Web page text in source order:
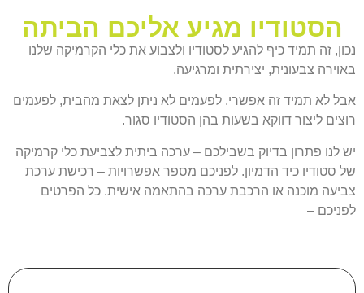
הסטודיו מגיע אליכם הביתה
נכון, זה תמיד כיף להגיע לסטודיו ולצבוע את כלי הקרמיקה שלנו
באוירה צבעונית, יצירתית ומרגיעה.
אבל לא תמיד זה אפשרי. לפעמים לא ניתן לצאת מהבית, לפעמים
רוצים ליצור דווקא בשעות בהן הסטודיו סגור.
יש לנו פתרון בדיוק בשבילכם – ערכה ביתית לצביעת כלי קרמיקה
של סטודיו כיד הדמיון. לפניכם מספר אפשרויות – רכישת ערכת
צביעה מוכנה או הרכבת ערכה בהתאמה אישית. כל הפרטים
לפניכם –